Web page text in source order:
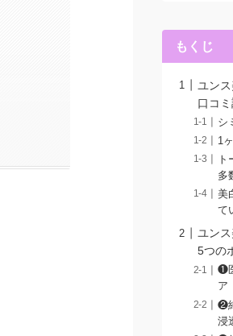
もくじ
ユン
口コ
シ
1
多
美
て
ユン
5つの
❶
ア
❷
浸